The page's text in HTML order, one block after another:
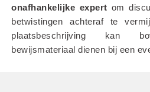
onafhankelijke expert om
betwistingen achteraf te
plaatsbeschrijving kan
bewijsmateriaal dienen bij een